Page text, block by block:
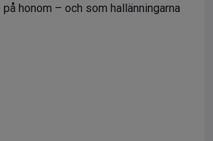
honom – och som hallänningarna